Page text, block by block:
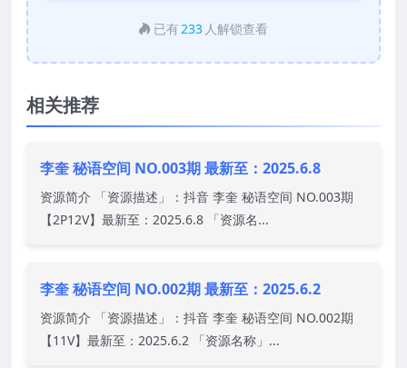
已有 233 人解锁查看
相关推荐
李奎 秘语空间 NO.003期 最新至：2025.6.8
资源简介 「资源描述」：抖音 李奎 秘语空间 NO.003期
【2P12V】最新至：2025.6.8 「资源名...
李奎 秘语空间 NO.002期 最新至：2025.6.2
资源简介 「资源描述」：抖音 李奎 秘语空间 NO.002期
【11V】最新至：2025.6.2 「资源名称」...